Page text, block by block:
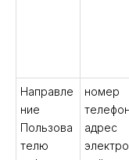
Направле
ние
Пользова
телю
номер
адрес